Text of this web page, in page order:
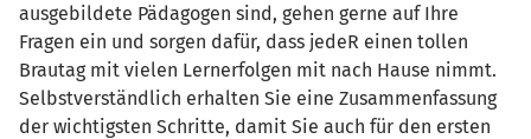
ausgebildete Pädagogen sind, gehen gerne auf Ihre
Fragen ein und sorgen dafür, dass jedeR einen tollen
Brautag mit vielen Lernerfolgen mit nach Hause nimmt.
Selbstverständlich erhalten Sie eine Zusammenfassung
der wichtigsten Schritte, damit Sie auch für den ersten